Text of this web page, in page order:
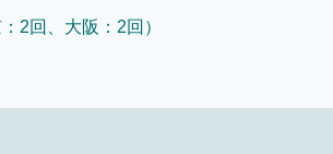
2回、大阪：2回）